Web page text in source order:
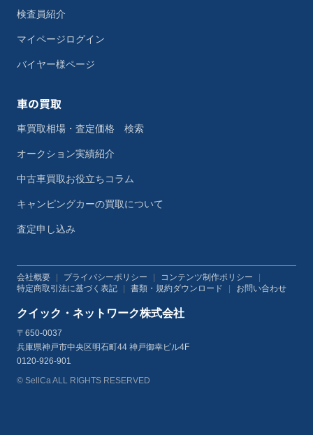
検査員紹介
マイページログイン
バイヤー様ページ
車の買取
車買取相場・査定価格 検索
オークション実績紹介
中古車買取お役立ちコラム
キャンピングカーの買取について
査定申し込み
会社概要 プライバシーポリシー コンテンツ制作ポリシー
特定商取引法に基づく表記
書類・規約ダウンロード お問い合わせ
クイック・ネットワーク株式会社
〒650-0037
兵庫県神戸市中央区明石町44 神戸御幸ビル4F
0120-926-901
© SellCa ALL RIGHTS RESERVED